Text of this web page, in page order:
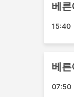
베
15:40
베
07:50